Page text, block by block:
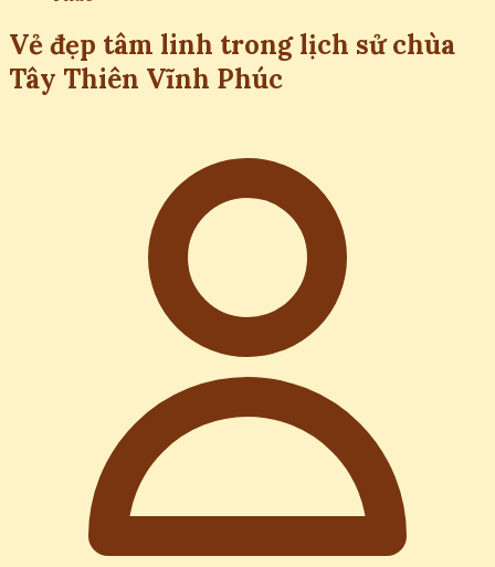
Vẻ đẹp tâm linh trong lịch sử chùa
Tây Thiên Vĩnh Phúc